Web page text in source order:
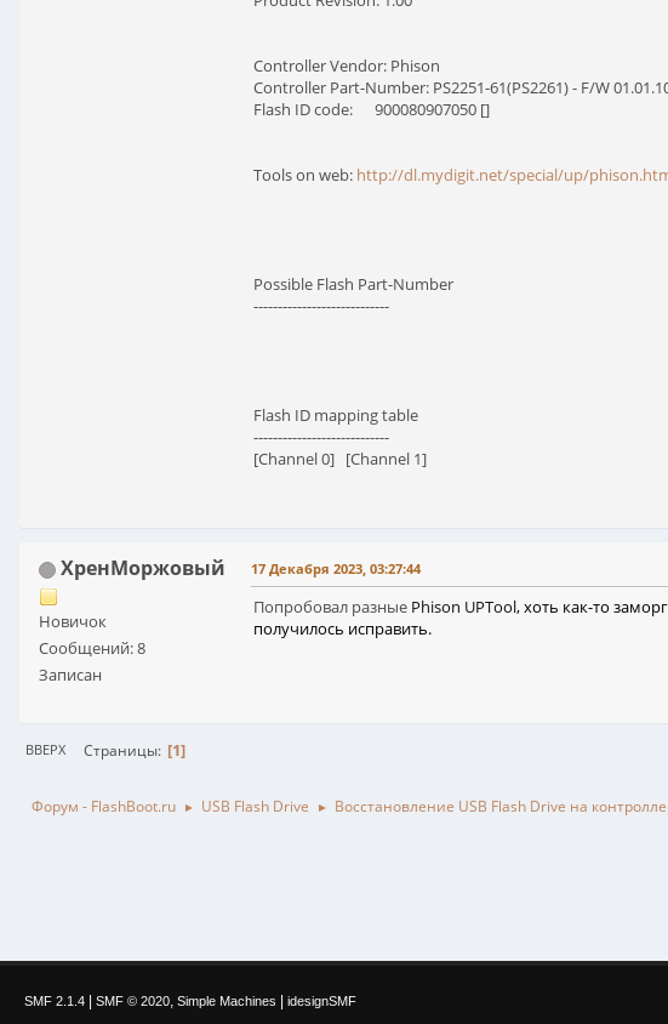
Controller Vendor: Phison
Controller Part-Number: PS2251-61(PS2261) - F/W
Flash ID code: 900080907050 []
Tools on web: http://dl.mydigit.net/special/up/
Possible Flash Part-Number
----------------------------
Flash ID mapping table
----------------------------
[Channel 0] [Channel 1]
ХренМоржовый
Новичок
Сообщений: 8
Записан
17 Декабря 2023, 03:27:44
Попробовал разные Phison UPTool, хоть как-то
получилось исправить.
ВВЕРХ Страницы 1
Форум - FlashBoot.ru ► USB Flash Drive ► Восстановление USB Flash Drive на
SMF 2.1.4 | SMF © 2020, Simple Machines | idesignSMF